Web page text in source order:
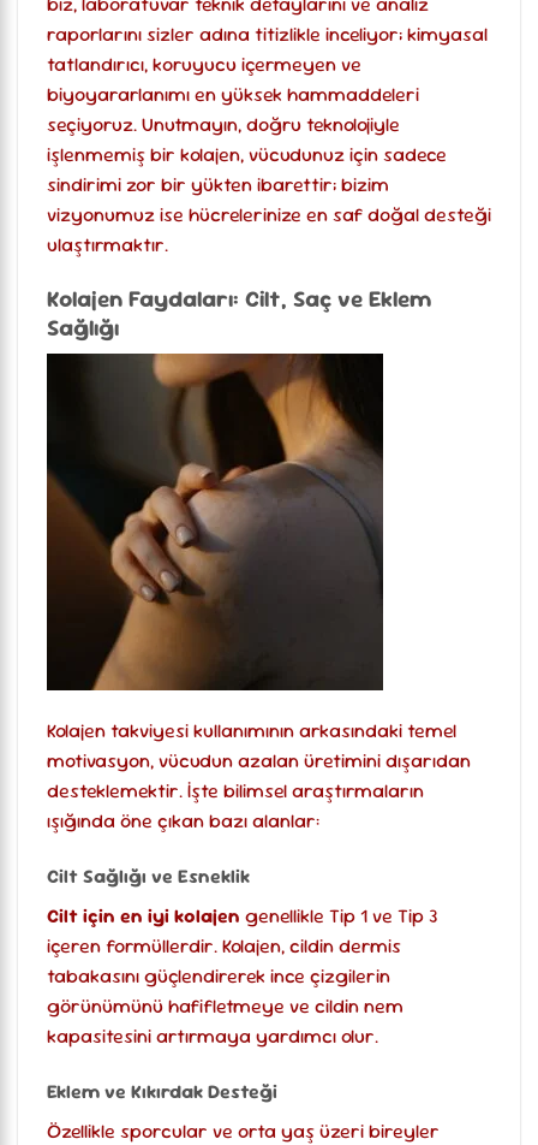
raporlarını sizler adına titizlikle inceliyor; kimyasal
tatlandırıcı, koruyucu içermeyen ve
biyoyararlanımı en yüksek hammaddeleri
seçiyoruz. Unutmayın, doğru teknolojiyle
işlenmemiş bir kolajen, vücudunuz için sadece
sindirimi zor bir yükten ibarettir; bizim
vizyonumuz ise hücrelerinize en saf doğal desteği
ulaştırmaktır.
Kolajen Faydaları: Cilt, Saç ve Eklem
Sağlığı
Kolajen takviyesi kullanımının arkasındaki temel
motivasyon, vücudun azalan üretimini dışarıdan
desteklemektir. İşte bilimsel araştırmaların
ışığında öne çıkan bazı alanlar:
Cilt Sağlığı ve Esneklik
Cilt için en iyi kolajen genellikle Tip 1 ve Tip 3
içeren formüllerdir. Kolajen, cildin dermis
tabakasını güçlendirerek ince çizgilerin
görünümünü hafifletmeye ve cildin nem
kapasitesini artırmaya yardımcı olur.
Eklem ve Kıkırdak Desteği
Özellikle sporcular ve orta yaş üzeri bireyler